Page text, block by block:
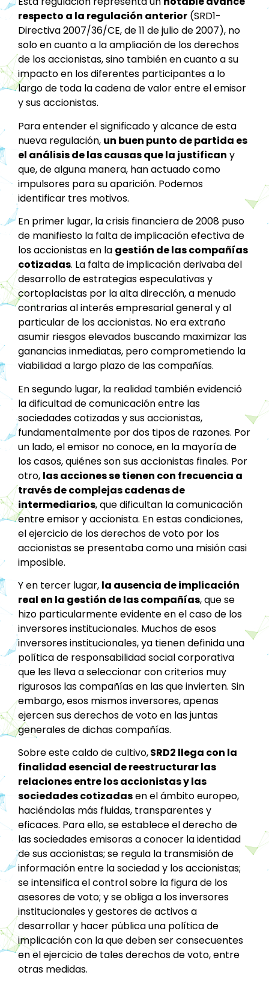
respecto a la regulación anterior (SRD1-
Directiva 2007/36/CE, de 11 de julio de 2007), no
solo en cuanto a la ampliación de los derechos
de los accionistas, sino también en cuanto a su
impacto en los diferentes participantes a lo
largo de toda la cadena de valor entre el emisor
y sus accionistas.
Para entender el significado y alcance de esta
nueva regulación, un buen punto de partida es
el análisis de las causas que la justifican y
que, de alguna manera, han actuado como
impulsores para su aparición. Podemos
identificar tres motivos.
En primer lugar, la crisis financiera de 2008 puso
de manifiesto la falta de implicación efectiva de
los accionistas en la gestión de las compañías
cotizadas. La falta de implicación derivaba del
desarrollo de estrategias especulativas y
cortoplacistas por la alta dirección, a menudo
contrarias al interés empresarial general y al
particular de los accionistas. No era extraño
asumir riesgos elevados buscando maximizar las
ganancias inmediatas, pero comprometiendo la
viabilidad a largo plazo de las compañías.
En segundo lugar, la realidad también evidenció
la dificultad de comunicación entre las
sociedades cotizadas y sus accionistas,
fundamentalmente por dos tipos de razones. Por
un lado, el emisor no conoce, en la mayoría de
los casos, quiénes son sus accionistas finales. Por
otro, las acciones se tienen con frecuencia a
través de complejas cadenas de
intermediarios, que dificultan la comunicación
entre emisor y accionista. En estas condiciones,
el ejercicio de los derechos de voto por los
accionistas se presentaba como una misión casi
imposible.
Y en tercer lugar, la ausencia de implicación
real en la gestión de las compañías, que se
hizo particularmente evidente en el caso de los
inversores institucionales. Muchos de esos
inversores institucionales, ya tienen definida una
política de responsabilidad social corporativa
que les lleva a seleccionar con criterios muy
rigurosos las compañías en las que invierten. Sin
embargo, esos mismos inversores, apenas
ejercen sus derechos de voto en las juntas
generales de dichas compañías.
Sobre este caldo de cultivo,SRD2 llega con la
finalidad esencial de reestructurar las
relaciones entre los accionistas y las
sociedades cotizadasen el ámbito europeo,
haciéndolas más fluidas, transparentes y
eficaces. Para ello, se establece el derecho de
las sociedades emisoras a conocer la identidad
de sus accionistas; se regula la transmisión de
información entre la sociedad y los accionistas;
se intensifica el control sobre la figura de los
asesores de voto; y se obliga a los inversores
institucionales y gestores de activos a
desarrollar y hacer pública una política de
implicación con la que deben ser consecuentes
en el ejercicio de tales derechos de voto, entre
otras medidas.